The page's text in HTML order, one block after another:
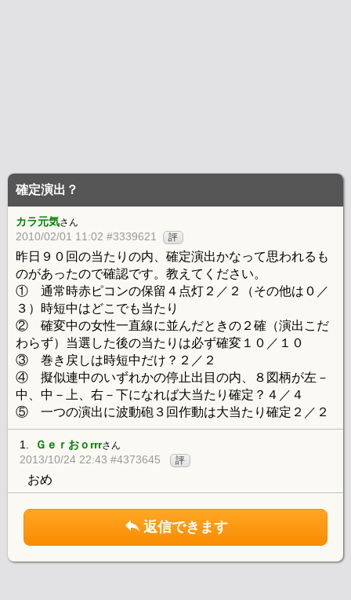
確定演出？
カラ元気さん
2010/02/01 11:02 #3339621 評
昨日９０回の当たりの内、確定演出かなって思われるも
のがあったので確認です。教えてください。
① 通常時赤ピコンの保留４点灯２／２（その他は０／
３）時短中はどこでも当たり
② 確変中の女性一直線に並んだときの２確（演出こだ
わらず）当選した後の当たりは必ず確変１０／１０
③ 巻き戻しは時短中だけ？２／２
④ 擬似連中のいずれかの停止出目の内、８図柄が左－
中、中－上、右－下になれば大当たり確定？４／４
⑤ 一つの演出に波動砲３回作動は大当たり確定２／２
1. Ｇｅｒおｏrrrさん
2013/10/24 22:43 #4373645 評
おめ
返信できます